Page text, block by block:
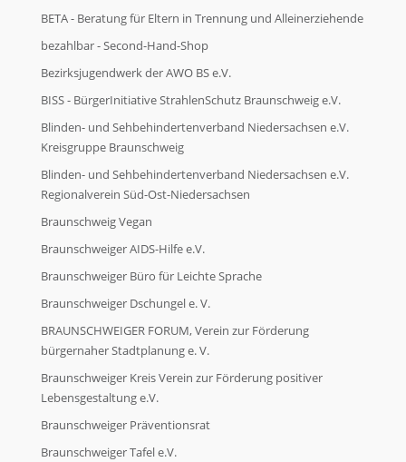
Zeitspende
Sachspende
Geldspende
Unsere Unterstützer
Unsere Unterstützer
Wir über uns
BETA - Beratung für Eltern in Trennung und Alleinerziehende
bezahlbar - Second-Hand-Shop
Bezirksjugendwerk der AWO BS e.V.
BISS - BürgerInitiative StrahlenSchutz Braunschweig e.V.
Blinden- und Sehbehindertenverband Niedersachsen e.V.
Kreisgruppe Braunschweig
Blinden- und Sehbehindertenverband Niedersachsen e.V.
Regionalverein Süd-Ost-Niedersachsen
Braunschweig Vegan
Braunschweiger AIDS-Hilfe e.V.
Braunschweiger Büro für Leichte Sprache
Braunschweiger Dschungel e. V.
BRAUNSCHWEIGER FORUM, Verein zur Förderung
bürgernaher Stadtplanung e. V.
Braunschweiger Kreis Verein zur Förderung positiver
Lebensgestaltung e.V.
Braunschweiger Präventionsrat
Braunschweiger Tafel e.V.